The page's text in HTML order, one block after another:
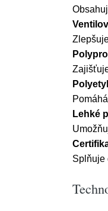
Lehké
Splňuje